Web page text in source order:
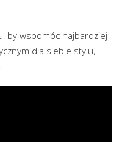
by wspomóc najbardziej
dla siebie stylu,